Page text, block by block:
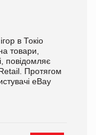
в Токіо
товари,
повідомляє
Протягом
eBay